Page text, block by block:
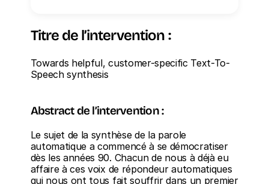
Titre de l’intervention :
Towards helpful, customer-specific Text-To-
Speech synthesis
Abstract de l’intervention :
Le sujet de la synthèse de la parole
automatique a commencé à se démocratiser
dès les années 90. Chacun de nous à déjà eu
affaire à ces voix de répondeur automatiques
qui nous ont tous fait souffrir dans un premier